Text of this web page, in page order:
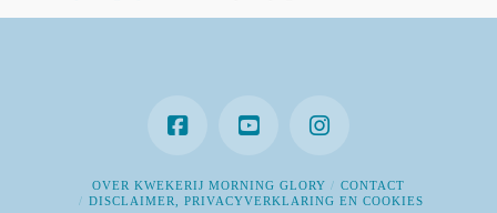
OVER KWEKERIJ MORNING GLORY
CONTACT
DISCLAIMER, PRIVACYVERKLARING EN COOKIES